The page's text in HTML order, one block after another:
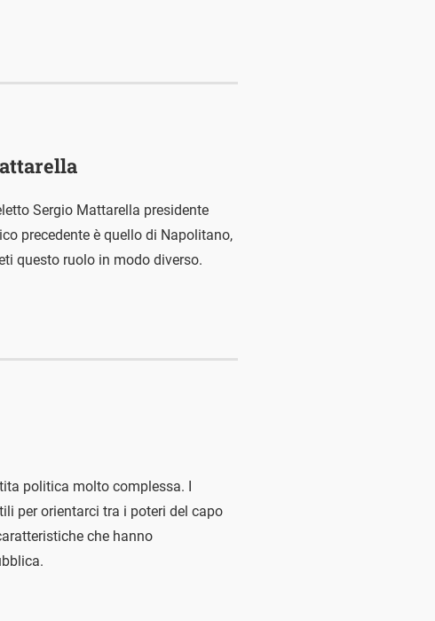
Sergio Mattarella presidente
precedente è quello di Napolitano,
questo ruolo in modo diverso.
politica molto complessa. I
per orientarci tra i poteri del capo
che hanno